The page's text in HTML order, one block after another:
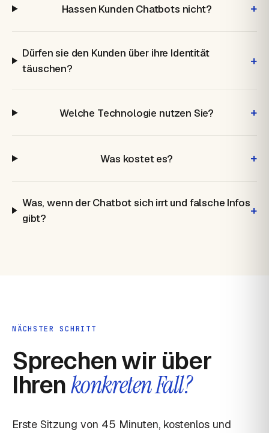
Hassen Kunden Chatbots nicht? +
Dürfen sie den Kunden über ihre Identität
täuschen?
+
Welche Technologie nutzen Sie? +
Was kostet es? +
Was, wenn der Chatbot sich irrt und falsche Infos
gibt?
+
NÄCHSTER SCHRITT
Sprechen wir über
Ihrenkonkreten Fall?
Erste Sitzung von 45 Minuten, kostenlos und